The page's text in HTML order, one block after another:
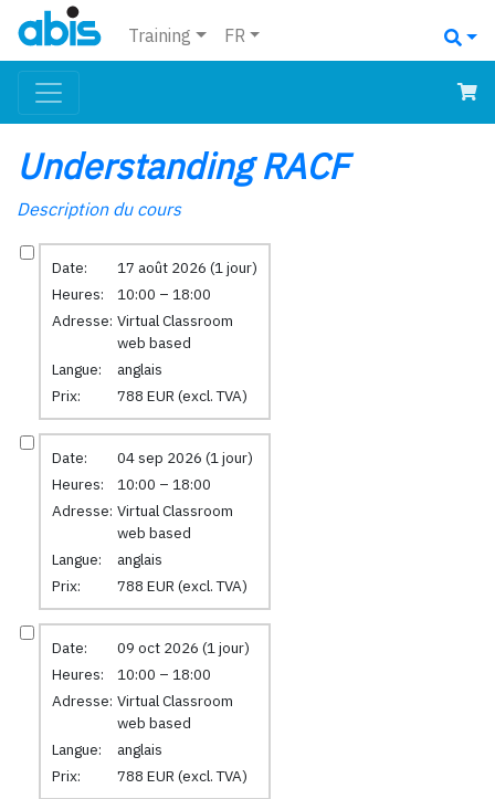
Training FR
Understanding RACF
Description du cours
Date:
17 août 2026 (1 jour)
Heures:
10:00 – 18:00
Adresse: Virtual Classroom
web based
Langue:
anglais
Prix:
788 EUR (excl. TVA)
Date:
04 sep 2026 (1 jour)
Heures:
10:00 – 18:00
Adresse: Virtual Classroom
web based
Langue:
anglais
Prix:
788 EUR (excl. TVA)
Date:
09 oct 2026 (1 jour)
Heures:
10:00 – 18:00
Adresse: Virtual Classroom
web based
Langue:
anglais
Prix:
788 EUR (excl. TVA)